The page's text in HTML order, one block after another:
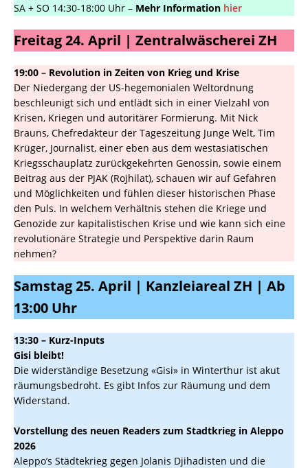
SA + SO 14:30-18:00 Uhr – Mehr Information hier
Freitag 24. April | Zentralwäscherei ZH
19:00 – Revolution in Zeiten von Krieg und Krise
Der Niedergang der US-hegemonialen Weltordnung
beschleunigt sich und entlädt sich in einer Vielzahl von
Krisen, Kriegen und autoritärer Formierung. Mit Nick
Brauns, Chefredakteur der Tageszeitung Junge Welt, Tim
Krüger, Journalist, einer eben aus dem westasiatischen
Kriegsschauplatz zurückgekehrten Genossin, sowie einem
Beitrag aus der PJAK (Rojhilat), schauen wir auf Gefahren
und Möglichkeiten und fühlen dieser historischen Phase
den Puls. In welchem Verhältnis stehen die Kriege und
Genozide zur kapitalistischen Krise und wie kann sich eine
revolutionäre Strategie und Perspektive darin Raum
nehmen?
Samstag 25. April | Kanzleiareal ZH | Ab
13:00 Uhr
13:30 – Kurz-Inputs
Gisi bleibt!
Die widerständige Besetzung «Gisi» in Winterthur ist akut
räumungsbedroht. Es gibt Infos zur Räumung und dem
Widerstand.
Vorstellung des neuen Readers zum Stadtkrieg in Aleppo
2026
Aleppo’s Städtekrieg gegen Jolanis Djihadisten und die